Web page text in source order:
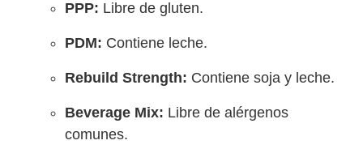
PPP: Libre de gluten.
PDM: Contiene leche.
Rebuild Strength: Contiene soja y leche.
Beverage Mix: Libre de alérgenos
comunes.